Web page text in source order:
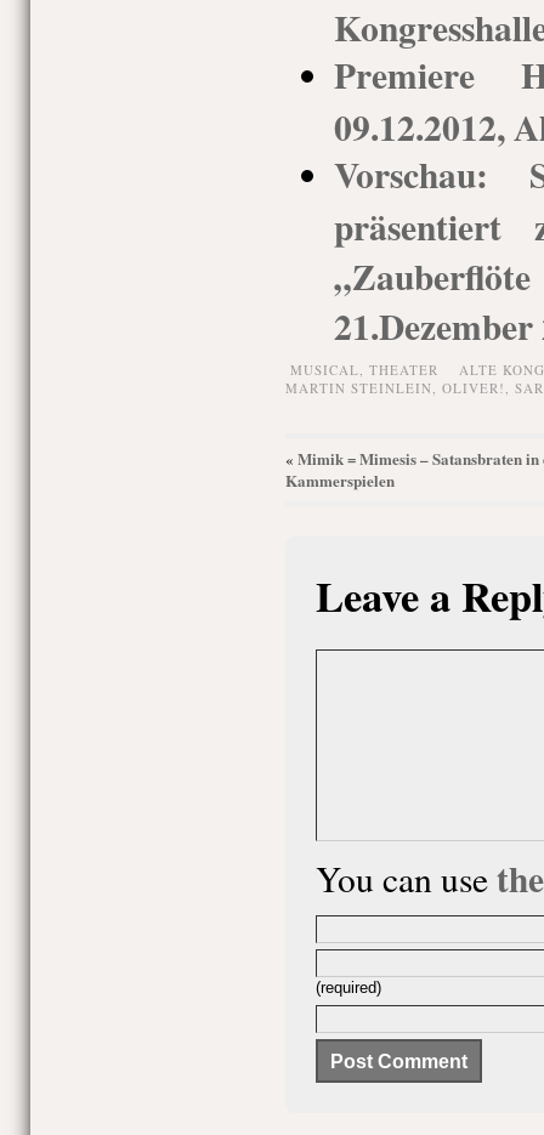
Premiere
09.12.2012,
Vorschau:
präsentiert
21.Dezember
MUSICAL, THEATER
ALTE
MARTIN STEINLEIN, OLIVER!,
« Mimik = Mimesis – Satansbraten in
Kammerspielen
Leave a
You can use
(required)